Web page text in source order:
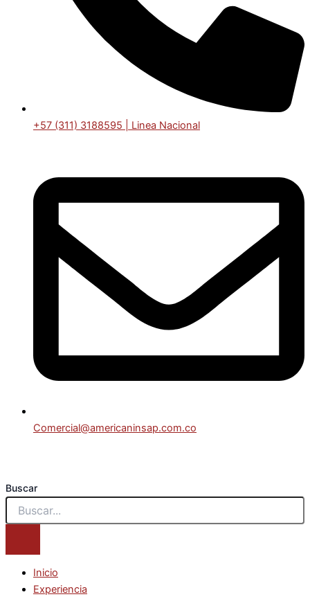
+57 (311) 3188595 | Linea Nacional
Comercial@americaninsap.com.co
Buscar
Inicio
Experiencia